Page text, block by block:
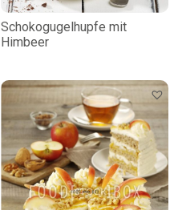
Schokogugelhupfe mit
Himbeer